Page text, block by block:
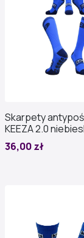
Skarpety
KEEZA 2.0
36,00 zł